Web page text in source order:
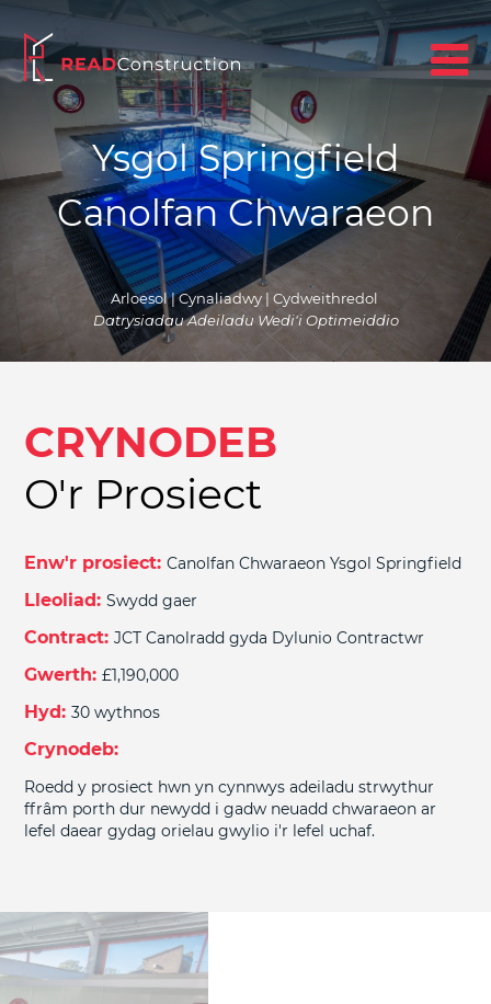
Ysgol Springfield
Canolfan Chwaraeon
Arloesol | Cynaliadwy | Cydweithredol
Datrysiadau Adeiladu Wedi'i Optimeiddio
CRYNODEB
O'r Prosiect
Enw'r prosiect:Canolfan Chwaraeon Ysgol Springfield
Lleoliad:Swydd gaer
Contract:JCT Canolradd gyda Dylunio Contractwr
Gwerth:£1,190,000
Hyd:30 wythnos
Crynodeb:
Roedd y prosiect hwn yn cynnwys adeiladu strwythur
ffrâm porth dur newydd i gadw neuadd chwaraeon ar
lefel daear gydag orielau gwylio i'r lefel uchaf.